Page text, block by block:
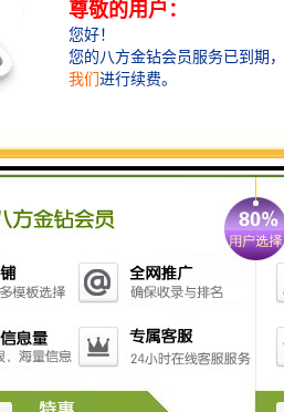
收材料，减少对环境的影响。